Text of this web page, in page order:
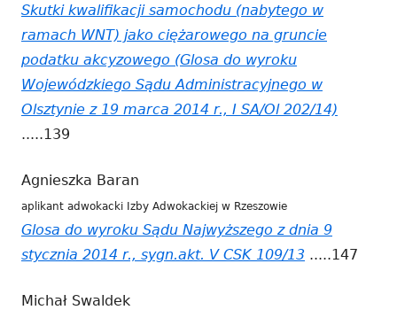
oknie
Skutki kwalifikacji samochodu (nabytego w
ramach WNT) jako ciężarowego na gruncie
podatku akcyzowego (Glosa do wyroku
Wojewódzkiego Sądu Administracyjnego w
Olsztynie z 19 marca 2014 r., I SA/Ol 202/14)
.....139
Agnieszka Baran
aplikant adwokacki Izby Adwokackiej w Rzeszowie
Glosa do wyroku Sądu Najwyższego z dnia 9
stycznia 2014 r., sygn.akt. V CSK 109/13 Strona
.....147
Michał Swaldek